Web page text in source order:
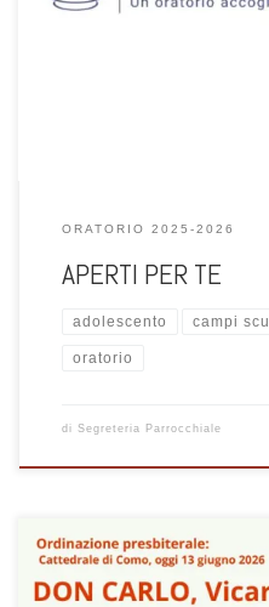
ORATORIO 2025-2026
APERTI PER TE
adolescento campi
oratorio
di Segreteria Parrocchiale